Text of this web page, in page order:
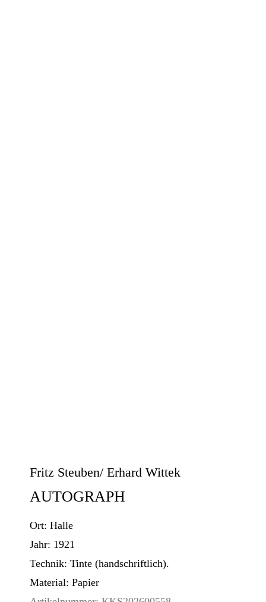
Fritz Steuben/ Erhard Wittek
AUTOGRAPH
Ort: Halle
Jahr: 1921
Technik: Tinte (handschriftlich).
Material: Papier